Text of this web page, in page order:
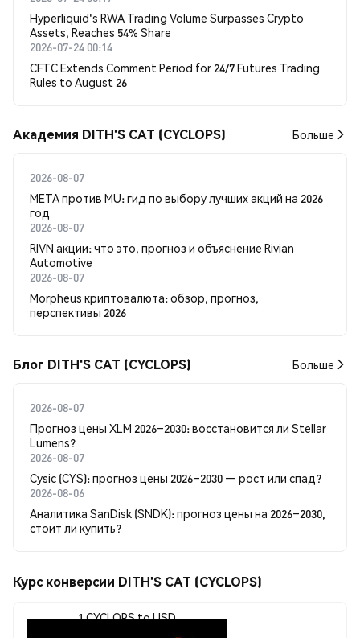
Hyperliquid's RWA Trading Volume Surpasses Crypto
Assets, Reaches 54% Share
2026-07-24 00:14
CFTC Extends Comment Period for 24/7 Futures Trading
Rules to August 26
Академия DITH'S CAT (CYCLOPS) Больше
2026-08-07
META против MU: гид по выбору лучших акций на 2026
год
2026-08-07
RIVN акции: что это, прогноз и объяснение Rivian
Automotive
2026-08-07
Morpheus криптовалюта: обзор, прогноз,
перспективы 2026
Блог DITH'S CAT (CYCLOPS) Больше
2026-08-07
Прогноз цены XLM 2026–2030: восстановится ли Stellar
Lumens?
2026-08-07
Cysic (CYS): прогноз цены 2026–2030 — рост или спад?
2026-08-06
Аналитика SanDisk (SNDK): прогноз цены на 2026–2030,
стоит ли купить?
Курс конверсии DITH'S CAT (CYCLOPS)
1 CYCLOPS to USD